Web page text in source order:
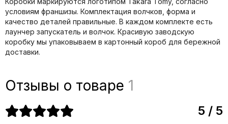
условиям франшизы. Комплектация волчков, форма и
качество деталей правильные. В каждом комплекте есть
лаунчер запускатель и волчок. Красивую заводскую
коробку мы упаковываем в картонный короб для бережной
доставки.
Отзывы о товаре 1
5 / 5